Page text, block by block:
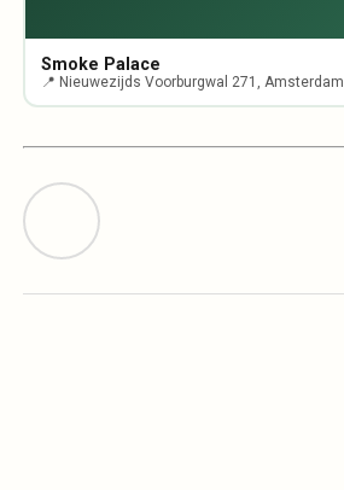
Smoke Palace
📍 Nieuwezijds Voorburgwal 271, Amsterdam